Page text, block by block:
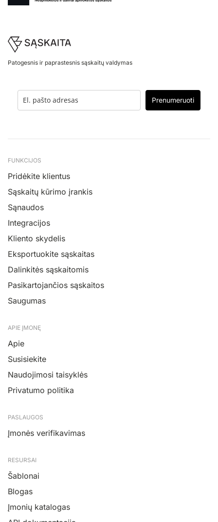
Footer
Patogesnis ir paprastesnis sąskaitų valdymas
Prenumeruoti
FUNKCIJOS
Pridėkite klientus
Sąskaitų kūrimo įrankis
Sąnaudos
Integracijos
Kliento skydelis
Eksportuokite sąskaitas
Dalinkitės sąskaitomis
Pasikartojančios sąskaitos
Saugumas
APIE ĮMONĘ
Apie
Susisiekite
Naudojimosi taisyklės
Privatumo politika
PASLAUGOS
Įmonės verifikavimas
RESURSAI
Šablonai
Blogas
Įmonių katalogas